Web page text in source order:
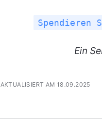
Spendieren
Ein
AKTUALISIERT AM 18.09.2025